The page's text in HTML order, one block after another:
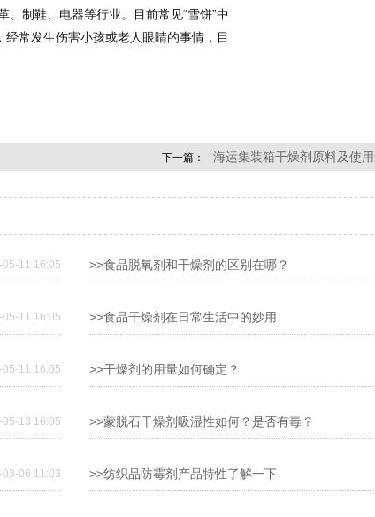
制鞋、电器等行业。目前常见“雪饼”中
常发生伤害小孩或老人眼睛的事情，目
下一篇： 海运集装箱干燥剂原料及使
05-11 16:05
05-11 16:05
05-11 16:05
05-13 16:05
03-06 11:03
>>食品脱氧剂和干燥剂的区别在哪？
>>食品干燥剂在日常生活中的妙用
>>干燥剂的用量如何确定？
>>蒙脱石干燥剂吸湿性如何？是否有毒？
>>纺织品防霉剂产品特性了解一下